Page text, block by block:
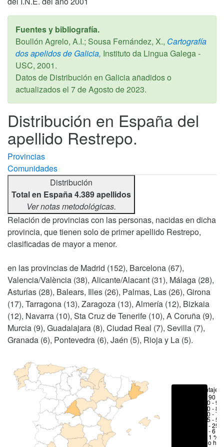
Fuentes y bibliografía.
Boullón Agrelo, A.I.; Sousa Fernández, X., Cartografía
dos apelidos de Galicia, Instituto da Lingua Galega -
USC, 2001.
Datos de Distribución en Galicia añadidos o
actualizados el 7 de Agosto de 2023.
Distribución en España del
apellido Restrepo.
Provincias
Comunidades
Distribución
Total en España 4.389 apellidos
Ver notas metodológicas.
Relación de provincias con las personas, nacidas en dicha
provincia, que tienen solo de primer apellido Restrepo,
clasificadas de mayor a menor.
en las provincias de Madrid (152), Barcelona (67),
Valencia/València (38), Alicante/Alacant (31), Málaga (28),
Asturias (28), Balears, Illes (26), Palmas, Las (26), Girona
(17), Tarragona (13), Zaragoza (13), Almería (12), Bizkaia
(12), Navarra (10), Sta Cruz de Tenerife (10), A Coruña (9),
Murcia (9), Guadalajara (8), Ciudad Real (7), Sevilla (7),
Granada (6), Pontevedra (6), Jaén (5), Rioja y La (5).
Porcentajes
> 90 %
80 -
70 -
50 -
25 -
6 - 25
1 - 6 %
< 1 %
No hay